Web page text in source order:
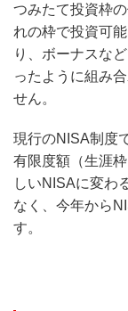
つみたて投資枠
れの枠で投資可
り、ボーナスな
ったように組み
せん。
現行のNISA制度
有限度額（生涯
しいNISAに変わ
なく、今年から
す。